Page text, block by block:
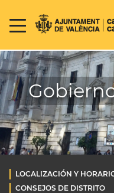
LOCALIZACIÓN Y
CONSEJOS DE DISTRITO